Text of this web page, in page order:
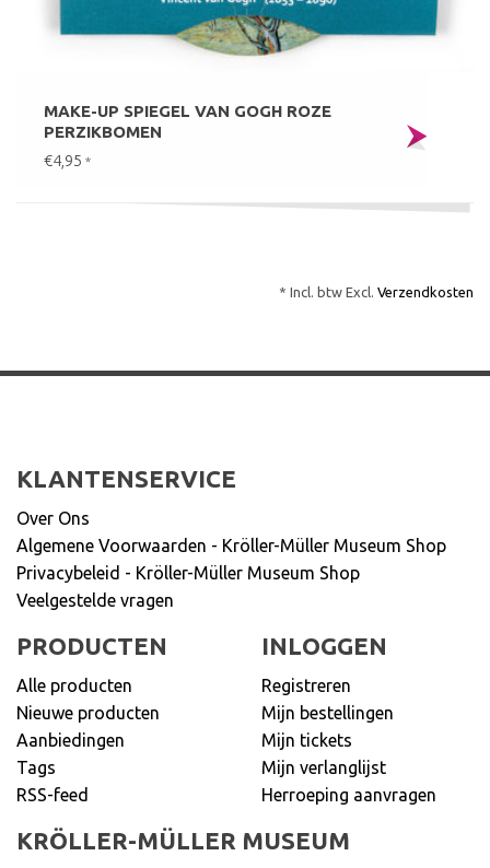
MAKE-UP SPIEGEL VAN GOGH ROZE
PERZIKBOMEN
€4,95 *
* Incl. btw Excl. Verzendkosten
KLANTENSERVICE
Over Ons
Algemene Voorwaarden - Kröller-Müller Museum Shop
Privacybeleid - Kröller-Müller Museum Shop
Veelgestelde vragen
PRODUCTEN
Alle producten
Nieuwe producten
Aanbiedingen
Tags
RSS-feed
INLOGGEN
Registreren
Mijn bestellingen
Mijn tickets
Mijn verlanglijst
Herroeping aanvragen
KRÖLLER-MÜLLER MUSEUM